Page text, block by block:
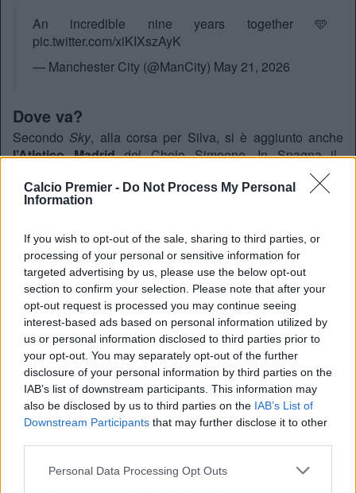
Calcio Premier - Do Not Process My Personal
Information
If you wish to opt-out of the sale, sharing to third parties, or
processing of your personal or sensitive information for
targeted advertising by us, please use the below opt-out
section to confirm your selection. Please note that after your
opt-out request is processed you may continue seeing
interest-based ads based on personal information utilized by
us or personal information disclosed to third parties prior to
your opt-out. You may separately opt-out of the further
disclosure of your personal information by third parties on the
IAB’s list of downstream participants. This information may
also be disclosed by us to third parties on the IAB’s List of
Downstream Participants that may further disclose it to other
Personal Data Processing Opt Outs
An incredible nine years together 🩵
pic.twitter.com/xiKIXszAyK
— Manchester City (@ManCity) May 21, 2026
Dove va?
Secondo Sky, alla corsa per Silva, si è aggiunto anche
l’Atletico Madriddel Cholo Simeone. In Spagna il
segue Bernardo da mesi, da quando si è
capito che avrebbe lasciato il City. Anche laJuventus
vorrebbe metterlo sotto contratto, così come alcuni club in
Barcellona, ma ancora non è stata presa nessuna
decisione in merito. In ogni caso, Silva sarebbe una
grande aggiunta per tutti, visto il livello di questo fantastico
talento.